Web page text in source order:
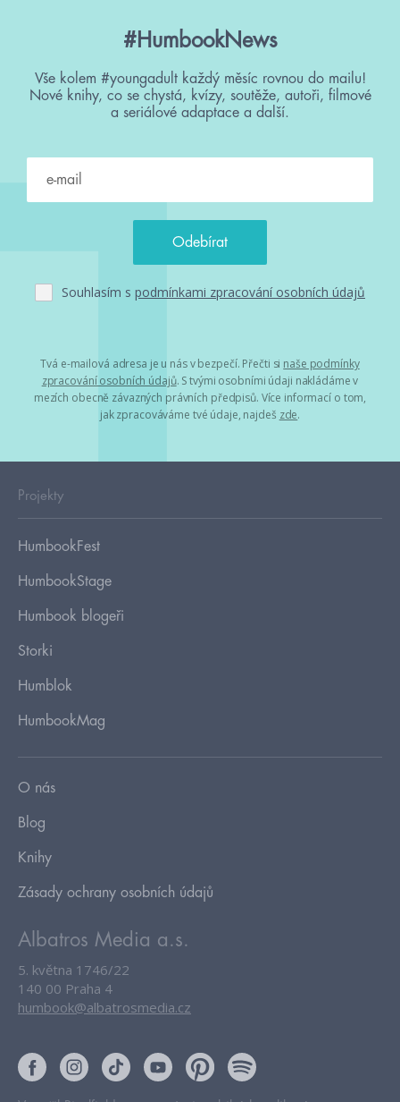
#HumbookNews
Vše kolem #youngadult každý měsíc rovnou do mailu!
Nové knihy, co se chystá, kvízy, soutěže, autoři, filmové
a seriálové adaptace a další.
Souhlasím s podmínkami zpracování osobních údajů
Tvá e-mailová adresa je u nás v bezpečí. Přečti si naše podmínky
zpracování osobních údajů. S tvými osobními údaji nakládáme v
mezích obecně závazných právních předpisů. Více informací o tom,
jak zpracováváme tvé údaje, najdeš zde.
Projekty
HumbookFest
HumbookStage
Humbook blogeři
Storki
Humblok
HumbookMag
O nás
Blog
Knihy
Zásady ochrany osobních údajů
Albatros Media a.s.
5. května 1746/22
140 00 Praha 4
humbook@albatrosmedia.cz